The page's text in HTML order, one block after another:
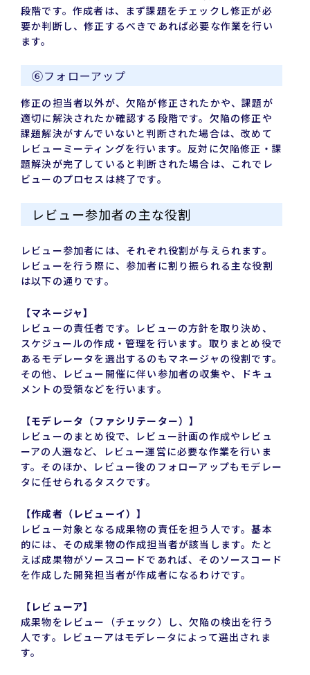
段階です。作成者は、まず課題をチェックし修正が必
要か判断し、修正するべきであれば必要な作業を行い
ます。
⑥フォローアップ
修正の担当者以外が、欠陥が修正されたかや、課題が
適切に解決されたか確認する段階です。欠陥の修正や
課題解決がすんでいないと判断された場合は、改めて
レビューミーティングを行います。反対に欠陥修正・課
題解決が完了していると判断された場合は、これでレ
ビューのプロセスは終了です。
レビュー参加者の主な役割
レビュー参加者には、それぞれ役割が与えられます。
レビューを行う際に、参加者に割り振られる主な役割
は以下の通りです。
【マネージャ】
レビューの責任者です。レビューの方針を取り決め、
スケジュールの作成・管理を行います。取りまとめ役で
あるモデレータを選出するのもマネージャの役割です。
その他、レビュー開催に伴い参加者の収集や、ドキュ
メントの受領などを行います。
【モデレータ（ファシリテーター）】
レビューのまとめ役で、レビュー計画の作成やレビュ
ーアの人選など、レビュー運営に必要な作業を行いま
す。そのほか、レビュー後のフォローアップもモデレー
タに任せられるタスクです。
【作成者（レビューイ）】
レビュー対象となる成果物の責任を担う人です。基本
的には、その成果物の作成担当者が該当します。たと
えば成果物がソースコードであれば、そのソースコード
を作成した開発担当者が作成者になるわけです。
【レビューア】
成果物をレビュー（チェック）し、欠陥の検出を行う
人です。レビューアはモデレータによって選出されま
す。